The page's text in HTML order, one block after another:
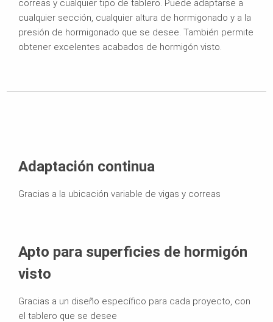
correas y cualquier tipo de tablero. Puede adaptarse a
cualquier sección, cualquier altura de hormigonado y a la
presión de hormigonado que se desee. También permite
obtener excelentes acabados de hormigón visto.
Adaptación continua
Gracias a la ubicación variable de vigas y correas
Apto para superficies de hormigón
visto
Gracias a un diseño específico para cada proyecto, con
el tablero que se desee